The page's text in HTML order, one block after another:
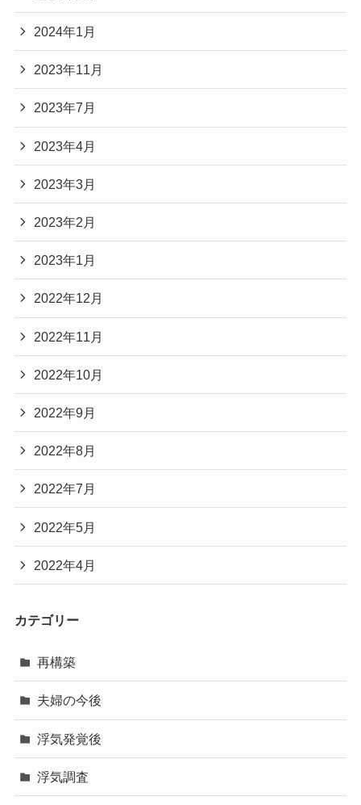
2024年1月
2023年11月
2023年7月
2023年4月
2023年3月
2023年2月
2023年1月
2022年12月
2022年11月
2022年10月
2022年9月
2022年8月
2022年7月
2022年5月
2022年4月
カテゴリー
再構築
夫婦の今後
浮気発覚後
浮気調査